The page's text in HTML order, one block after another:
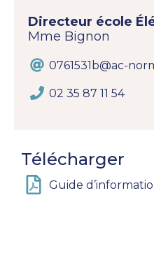
Directeur école
Mme Bignon
0761531b@ac-
02 35 87 11 54
Télécharger
Guide